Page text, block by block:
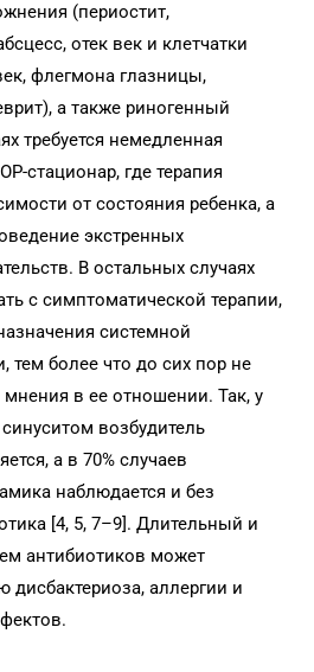
(периостит,
отек век и клетчатки
флегмона глазницы,
а также риногенный
требуется немедленная
стационар, где терапия
от состояния ребенка, а
экстренных
В остальных случаях
с симптоматической терапии,
системной
тем более что до сих пор не
мнения в ее отношении. Так, у
возбудитель
а в 70% случаев
наблюдается и без
[4, 5, 7–9]. Длительный и
антибиотиков может
дисбактериоза, аллергии и